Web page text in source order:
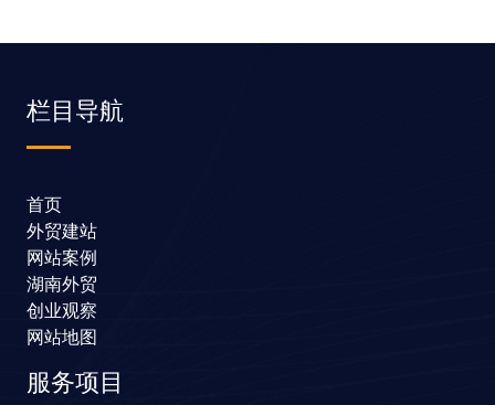
栏目导航
首页
外贸建站
网站案例
湖南外贸
创业观察
网站地图
服务项目